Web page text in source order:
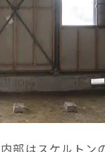
部はスケルト